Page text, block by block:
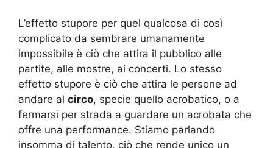
L’effetto stupore per quel qualcosa di così
complicato da sembrare umanamente
impossibile è ciò che attira il pubblico alle
partite, alle mostre, ai concerti. Lo stesso
effetto stupore è ciò che attira le persone ad
andare al circo, specie quello acrobatico, o a
fermarsi per strada a guardare un acrobata che
offre una performance. Stiamo parlando
insomma di talento, ciò che rende unico un